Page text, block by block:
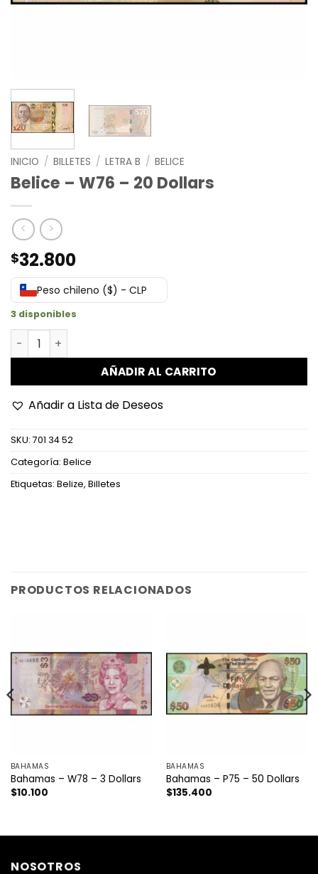
INICIO / BILLETES / LETRA B / BELICE
Belice – W76 – 20 Dollars
$32.800
Peso chileno ($) - CLP
3 disponibles
Belice - W76 - 20 Dollars cantidad
AÑADIR AL CARRITO
Añadir a Lista de Deseos
SKU: 701 34 52
Categoría: Belice
Etiquetas: Belize, Billetes
PRODUCTOS RELACIONADOS
BAHAMAS
Bahamas – W78 – 3 Dollars
$10.100
BAHAMAS
Bahamas – P75 – 50 Dollars
$135.400
NOSOTROS